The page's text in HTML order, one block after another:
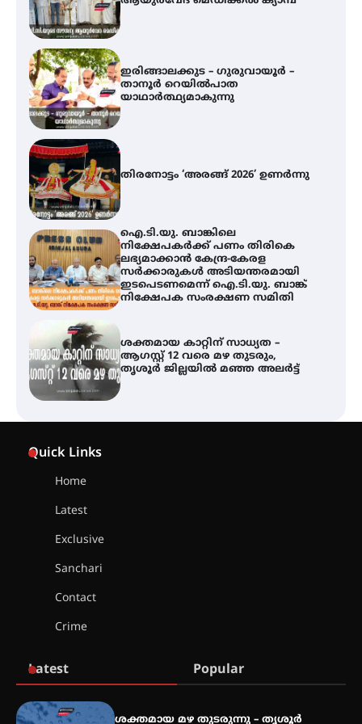
യാഥാർത്ഥ്യമാകുന്നു
തിരനോട്ടം ‘അരങ്ങ് 2026’ ഉണർന്നു
നിക്ഷേപകർക്ക് പണം തിരികെ
ലഭ്യമാക്കാൻ കേന്ദ്ര-കേരള
സർക്കാരുകൾ അടിയന്തരമായി
ഇടപെടണമെന്ന് ഐ.ടി.യു. ബാങ്ക്
നിക്ഷേപക സംരക്ഷണ സമിതി
ശക്തമായ കാറ്റിന് സാധ്യത –
ആഗസ്റ്റ് 12 വരെ മഴ തുടരും,
തൃശൂർ ജില്ലയിൽ മഞ്ഞ അലർട്ട്
അരങ്ങ് 2026-ന്
സാംസ്കാരികപ്പൊലിമയോടെ
സമാപനം
ഐ.ടി.യു. ബാങ്കിലെ
Quick Links
Home
Latest
Exclusive
Sanchari
Contact
Crime
Latest Popular
ശക്തമായ മഴ തുടരുന്നു – തൃശൂർ